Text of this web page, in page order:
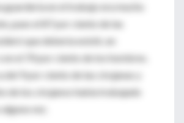
guardería en el trabajo era mucho
pues el 87 por ciento de las
que debería existir, en
el 70 por ciento de los hombres.
del 9 por ciento de las cirujanas y
de los cirujanos había trabajado
vez.